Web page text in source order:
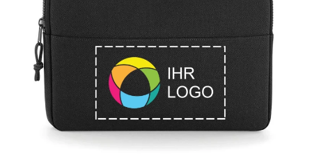
zum
Zoomen
und
die
Pfeiltasten
zum
Schwenken.